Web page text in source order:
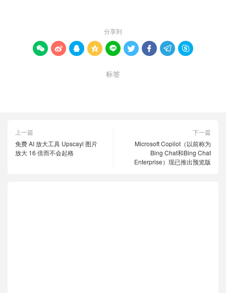
分享到
        
标签
上一篇
免费 AI 放大工具 Upscayl 图片
放大 16 倍而不会起格
下一篇
Microsoft Copilot（以前称为
Bing Chat和Bing Chat
Enterprise）现已推出预览版